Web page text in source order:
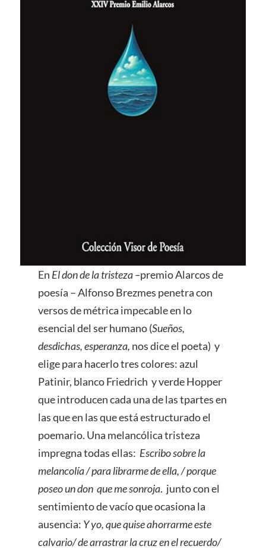
En El don de la tristeza –premio Alarcos de
poesía – Alfonso Brezmes penetra con
versos de métrica impecable en lo
esencial del ser humano (Sueños,
desdichas, esperanza, nos dice el poeta) y
elige para hacerlo tres colores: azul
Patinir, blanco Friedrich y verde Hopper
que introducen cada una de las tpartes en
las que en las que está estructurado el
poemario. Una melancólica tristeza
impregna todas ellas: Escribo sobre la
melancolía / para librarme de ella, / porque
poseo un don que me sonroja. junto con el
sentimiento de vacío que ocasiona la
ausencia: Y yo, que quise ahorrarme este
calvario/ de arrastrar la cruz en el recuerdo/